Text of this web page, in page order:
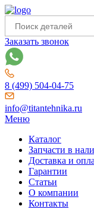
Заказать звонок
8 (499) 504-04-75
info@titantehnika.ru
Меню
Каталог
Запчасти в
Доставка и
Гарантии
Статьи
О компании
Контакты